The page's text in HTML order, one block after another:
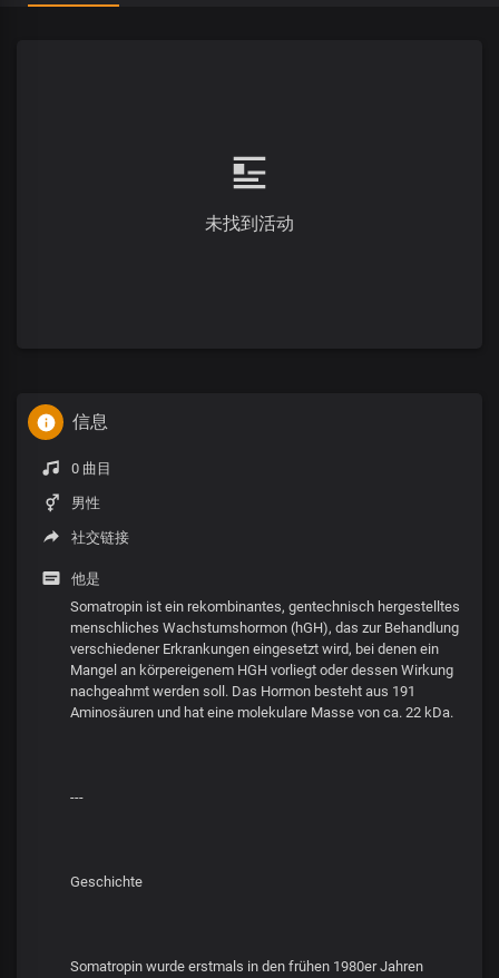
未找到活动
信息
0 曲目
男性
社交链接
他是
Somatropin ist ein rekombinantes, gentechnisch hergestelltes
menschliches Wachstumshormon (hGH), das zur Behandlung
verschiedener Erkrankungen eingesetzt wird, bei denen ein
Mangel an körpereigenem HGH vorliegt oder dessen Wirkung
nachgeahmt werden soll. Das Hormon besteht aus 191
Aminosäuren und hat eine molekulare Masse von ca. 22 kDa.
---
Geschichte
Somatropin wurde erstmals in den frühen 1980er Jahren